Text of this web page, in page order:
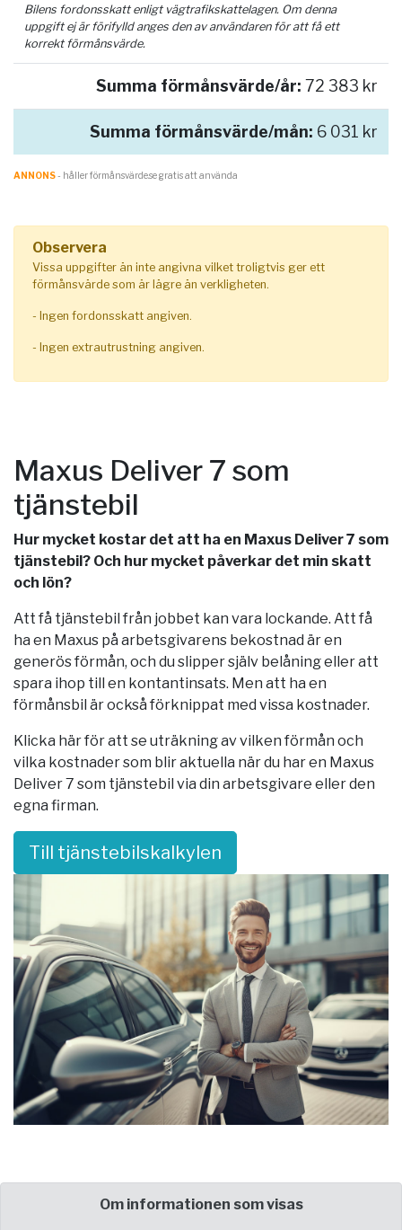
Bilens fordonsskatt enligt vägtrafikskattelagen. Om denna
uppgift ej är förifylld anges den av användaren för att få ett
korrekt förmånsvärde.
Summa förmånsvärde/år: 72 383 kr
Summa förmånsvärde/mån: 6 031 kr
ANNONS- håller förmånsvärde.se gratis att använda
Observera
Vissa uppgifter än inte angivna vilket troligtvis ger ett
förmånsvärde som är lägre än verkligheten.
- Ingen fordonsskatt angiven.
- Ingen extrautrustning angiven.
Maxus Deliver 7 som
tjänstebil
Hur mycket kostar det att ha en Maxus Deliver 7 som
tjänstebil? Och hur mycket påverkar det min skatt
och lön?
Att få tjänstebil från jobbet kan vara lockande. Att få
ha en Maxus på arbetsgivarens bekostnad är en
generös förmån, och du slipper själv belåning eller att
spara ihop till en kontantinsats. Men att ha en
förmånsbil är också förknippat med vissa kostnader.
Klicka här för att se uträkning av vilken förmån och
vilka kostnader som blir aktuella när du har en Maxus
Deliver 7 som tjänstebil via din arbetsgivare eller den
egna firman.
Till tjänstebilskalkylen
Om informationen som visas